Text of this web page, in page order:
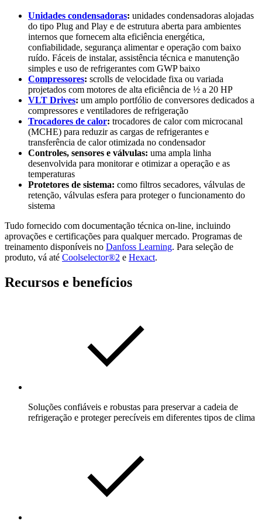
Unidades condensadoras: unidades condensadoras alojadas
do tipo Plug and Play e de estrutura aberta para ambientes
internos que fornecem alta eficiência energética,
confiabilidade, segurança alimentar e operação com baixo
ruído. Fáceis de instalar, assistência técnica e manutenção
simples e uso de refrigerantes com GWP baixo
Compressores: scrolls de velocidade fixa ou variada
projetados com motores de alta eficiência de ½ a 20 HP
VLT Drives: um amplo portfólio de conversores dedicados a
compressores e ventiladores de refrigeração
Trocadores de calor: trocadores de calor com microcanal
(MCHE) para reduzir as cargas de refrigerantes e
transferência de calor otimizada no condensador
Controles, sensores e válvulas: uma ampla linha
desenvolvida para monitorar e otimizar a operação e as
temperaturas
Protetores de sistema: como filtros secadores, válvulas de
retenção, válvulas esfera para proteger o funcionamento do
sistema
Tudo fornecido com documentação técnica on-line, incluindo
aprovações e certificações para qualquer mercado. Programas de
treinamento disponíveis no Danfoss Learning. Para seleção de
produto, vá até Coolselector®2 e Hexact.
Recursos e benefícios
Soluções confiáveis e robustas para preservar a cadeia de
refrigeração e proteger perecíveis em diferentes tipos de clima